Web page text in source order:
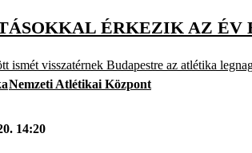
ÉRKEZIK AZ ÉV
ismét visszatérnek Budapestre az atlétika
Nemzeti Atlétikai Központ
14:20